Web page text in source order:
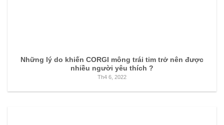
Những lý do khiến CORGI mông trái tim trở nên được
nhiều người yêu thích ?
Th4 6, 2022